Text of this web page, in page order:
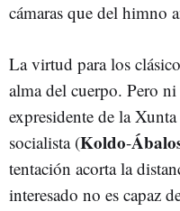
cámaras que del himno
La virtud para los
alma del cuerpo. Pero
expresidente de la
socialista (Koldo-
tentación acorta la
interesado no es capaz